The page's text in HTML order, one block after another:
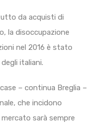
da acquisti di
la disoccupazione
nel 2016 è stato
italiani.
– continua Breglia –
che incidono
sarà sempre